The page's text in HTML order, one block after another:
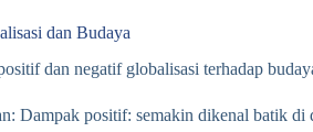
dan Budaya
dan negatif globalisasi terhadap
Dampak positif: semakin dikenal batik